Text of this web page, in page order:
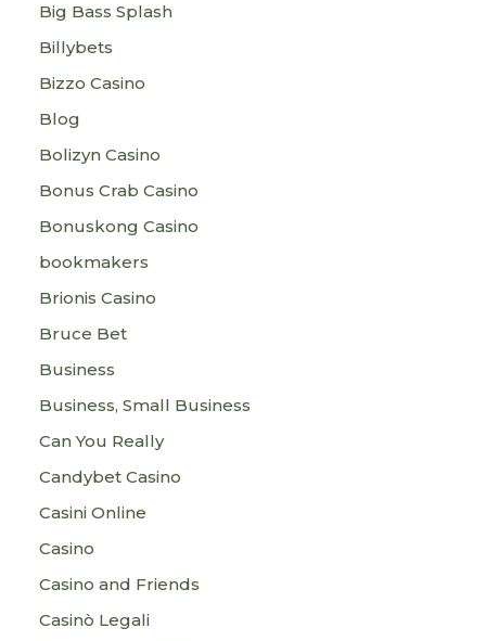
Big Bass Splash
Billybets
Bizzo Casino
Blog
Bolizyn Casino
Bonus Crab Casino
Bonuskong Casino
bookmakers
Brionis Casino
Bruce Bet
Business
Business, Small Business
Can You Really
Candybet Casino
Casini Online
Casino
Casino and Friends
Casinò Legali